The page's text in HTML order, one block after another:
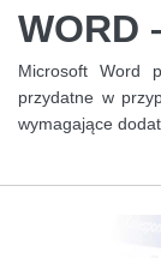
WORD
Microsoft Word
przydatne w
wymagające